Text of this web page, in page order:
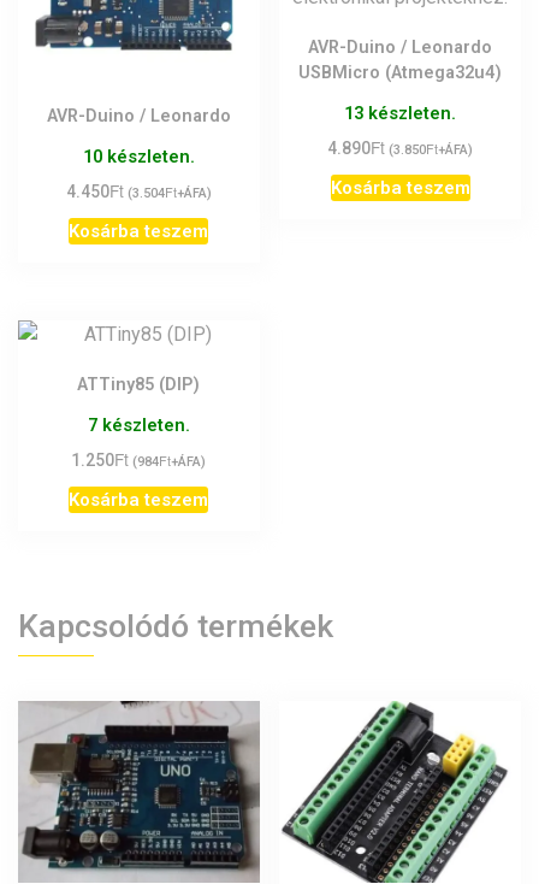
AVR-Duino / Leonardo
10 készleten.
4.450Ft (3.504Ft+ÁFA)
Kosárba teszem
AVR-Duino / Leonardo
USBMicro (Atmega32u4)
13 készleten.
4.890Ft (3.850Ft+ÁFA)
Kosárba teszem
ATTiny85 (DIP)
7 készleten.
1.250Ft (984Ft+ÁFA)
Kosárba teszem
Kapcsolódó termékek